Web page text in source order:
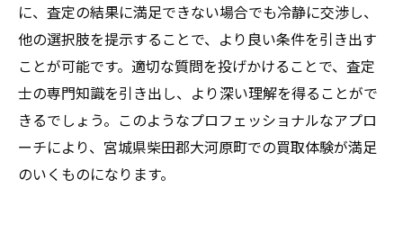
に、査定の結果に満足できない場合でも冷静に交渉し、
他の選択肢を提示することで、より良い条件を引き出す
ことが可能です。適切な質問を投げかけることで、査定
士の専門知識を引き出し、より深い理解を得ることがで
きるでしょう。このようなプロフェッショナルなアプロ
ーチにより、宮城県柴田郡大河原町での買取体験が満足
のいくものになります。